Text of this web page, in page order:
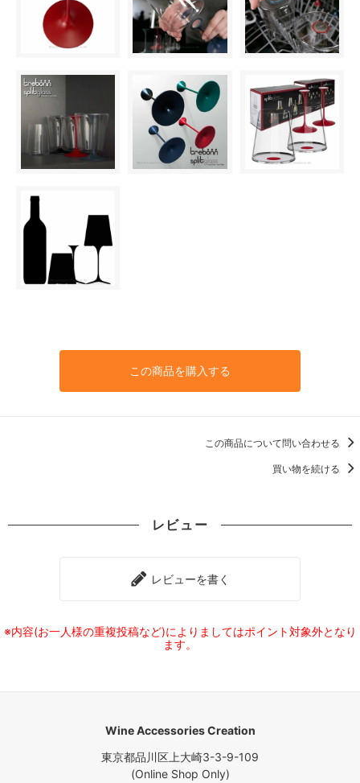
この商品を購入する
この商品について問い合わせる
買い物を続ける
レビュー
レビューを書く
※内容(お一人様の重複投稿など)によりましてはポイント対象外となり
ます。
Wine Accessories Creation
東京都品川区上大崎3-3-9-109
(Online Shop Only)